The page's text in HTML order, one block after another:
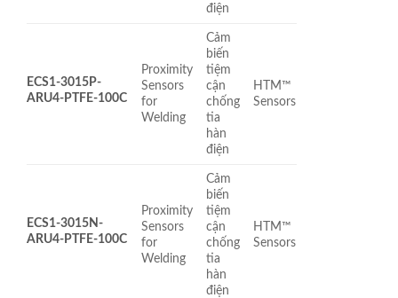
điện
ECS1-3015P-
ARU4-PTFE-100C
Proximity
Sensors
for
Welding
Cảm
biến
tiệm
cận
chống
tia
hàn
điện
HTM™
Sensors
ECS1-3015N-
ARU4-PTFE-100C
Proximity
Sensors
for
Welding
Cảm
biến
tiệm
cận
chống
tia
hàn
điện
HTM™
Sensors